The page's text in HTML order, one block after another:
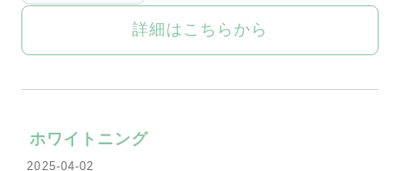
詳細はこちらから
ホワイトニング
2025-04-02